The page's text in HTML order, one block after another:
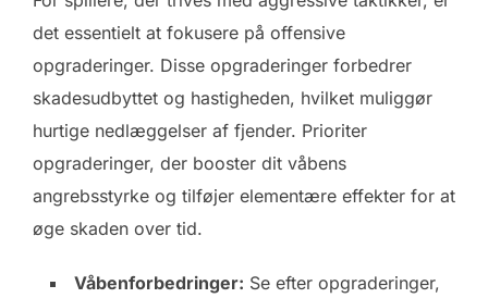
det essentielt at fokusere på offensive
opgraderinger. Disse opgraderinger forbedrer
skadesudbyttet og hastigheden, hvilket muliggør
hurtige nedlæggelser af fjender. Prioriter
opgraderinger, der booster dit våbens
angrebsstyrke og tilføjer elementære effekter for at
øge skaden over tid.
Våbenforbedringer: Se efter opgraderinger,